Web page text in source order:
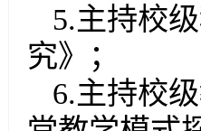
5.主持校
究》；
6.主持校